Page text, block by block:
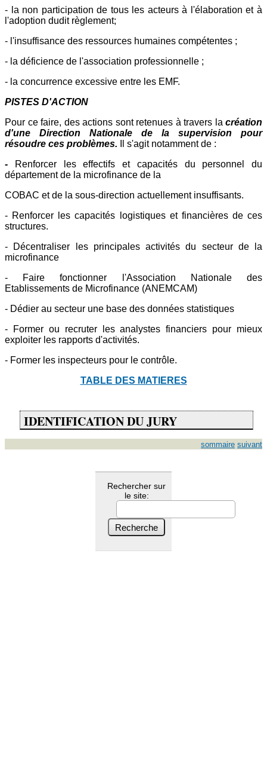
- la non participation de tous les acteurs à l'élaboration et à
l'adoption dudit règlement;
- l'insuffisance des ressources humaines compétentes ;
- la déficience de l'association professionnelle ;
- la concurrence excessive entre les EMF.
PISTES D'ACTION
Pour ce faire, des actions sont retenues à travers la création
d'une Direction Nationale de la supervision pour
résoudre ces problèmes.
Il s'agit notamment de :
-
Renforcer les effectifs et capacités du personnel du
département de la microfinance de la
COBAC et de la sous-direction actuellement insuffisants.
- Renforcer les capacités logistiques et financières de ces
structures.
- Décentraliser les principales activités du secteur de la
microfinance
- Faire fonctionner l'Association Nationale des
Etablissements de Microfinance (ANEMCAM)
- Dédier au secteur une base des données statistiques
- Former ou recruter les analystes financiers pour mieux
exploiter les rapports d'activités.
- Former les inspecteurs pour le contrôle.
TABLE DES MATIERES
IDENTIFICATION DU JURY
sommaire suivant
Rechercher sur
le site: